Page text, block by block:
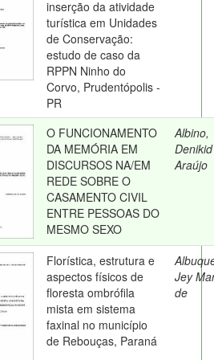
inserção da atividade
turística em Unidades
de Conservação:
estudo de caso da
RPPN Ninho do
Corvo, Prudentópolis -
PR
O FUNCIONAMENTO
DA MEMÓRIA EM
DISCURSOS NA/EM
REDE SOBRE O
CASAMENTO CIVIL
ENTRE PESSOAS DO
MESMO SEXO
Albino,
Denikid
Araújo
Florística, estrutura e
aspectos físicos de
floresta ombrófila
mista em sistema
faxinal no município
de Rebouças, Paraná
Jey
de